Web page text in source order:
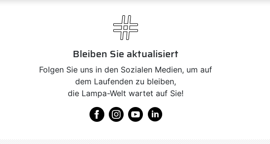
Bleiben Sie aktualisiert
Folgen Sie uns in den Sozialen Medien, um auf
dem Laufenden zu bleiben,
die Lampa-Welt wartet auf Sie!